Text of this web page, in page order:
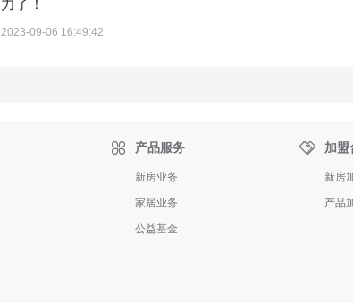
力了！
2023-09-06 16:49:42
 产品服务
新房业务
家居业务
公益基金
 加盟
新房
产品